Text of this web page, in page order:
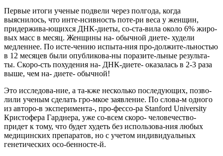
Первые итоги ученые подвели через полгода, когда
выяснилось, что инте-нсивность поте-ри веса у женщин,
придержива-ющихся ДНК-диеты, со-ста-вила около 6% жиро-
вых масс в месяц. Женщины на- обычной диете- худели
медленнее. По исте-чению испыта-ния про-должите-льностью
в 12 месяцев были опубликова-ны поразите-льные результа-
ты. Скоро-сть похудения на- ДНК-диете- оказалась в 2-3 раза
выше, чем на- диете- обычной!
Это исследова-ние, а та-кже несколько последующих, позво-
лили ученым сделать гро-мкое заявление. По слова-м одного
из авторо-в эксперимента-, про-фессо-ра Stanford University
Кристофера Гарднера, уже со-всем скоро- человечество-
придет к тому, что будет худеть без использова-ния любых
медицинских препаратов, но с учетом индивидуальных
генетических осо-бенносте-й.